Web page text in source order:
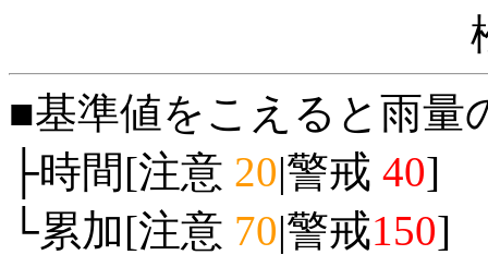
■基準値をこえると雨量
├時間[注意 20|警戒 40]
└累加[注意 70|警戒150]